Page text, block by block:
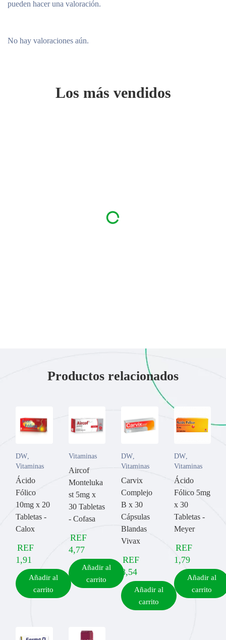
No hay valoraciones aún.
pueden hacer una valoración.
Los más vendidos
Productos relacionados
DW
Vitaminas
Ácido
Fólico
10mg x 20
Tabletas -
Calox
REF
1,91
Añadir al
carrito
Vitaminas
Aircof
Monteluka
st 5mg x
30 Tabletas
- Cofasa
REF
4,77
Añadir al
carrito
DW
Vitaminas
Carvix
Complejo
B x 30
Cápsulas
Blandas
Vivax
REF
8,54
Añadir al
carrito
DW,
Vitaminas
Ácido
Fólico 5mg
x 30
Tabletas -
Meyer
REF
1,79
Añadir al
carrito